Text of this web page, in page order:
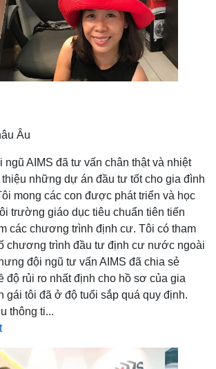
Âu
ngũ AIMS đã tư vấn chân thật và nhiệt
những dự án đầu tư tốt cho gia đình
mong các con được phát triển và học
trường giáo dục tiêu chuẩn tiên tiến
các chương trình định cư. Tôi có tham
chương trình đầu tư định cư nước ngoài
đội ngũ tư vấn AIMS đã chia sẻ
độ rủi ro nhất định cho hồ sơ của gia
gái tôi đã ở độ tuổi sắp quá quy định.
thông ti...